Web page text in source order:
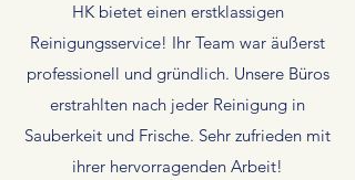
HK bietet einen erstklassigen
Reinigungsservice! Ihr Team war äußerst
professionell und gründlich. Unsere Büros
erstrahlten nach jeder Reinigung in
Sauberkeit und Frische. Sehr zufrieden mit
ihrer hervorragenden Arbeit!